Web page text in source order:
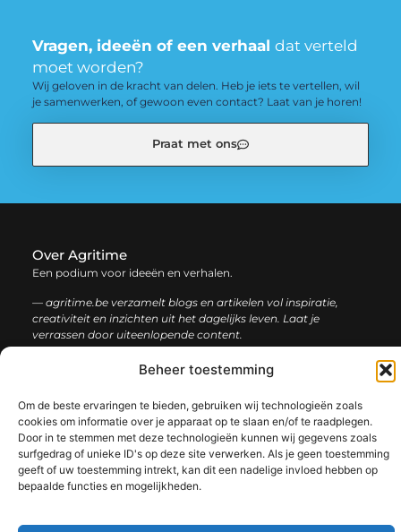
Beheer toestemming
Om de beste ervaringen te bieden, gebruiken wij technologieën zoals
cookies om informatie over je apparaat op te slaan en/of te raadplegen.
Door in te stemmen met deze technologieën kunnen wij gegevens zoals
surfgedrag of unieke ID's op deze site verwerken. Als je geen toestemming
geeft of uw toestemming intrekt, kan dit een nadelige invloed hebben op
bepaalde functies en mogelijkheden.
Vragen, ideeën of een verhaal dat verteld
moet worden?
Wij geloven in de kracht van delen. Heb je iets te vertellen, wil
je samenwerken, of gewoon even contact? Laat van je horen!
Praat met ons
Over Agritime
Een podium voor ideeën en verhalen.
— agritime.be verzamelt blogs en artikelen vol inspiratie,
creativiteit en inzichten uit het dagelijks leven. Laat je
verrassen door uiteenlopende content.
informatie